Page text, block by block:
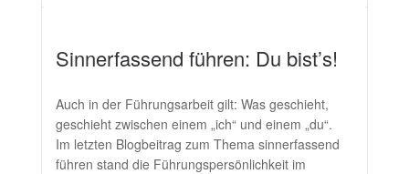
Sinnerfassend führen: Du bist’s!
Auch in der Führungsarbeit gilt: Was geschieht,
geschieht zwischen einem „ich“ und einem „du“.
Im letzten Blogbeitrag zum Thema sinnerfassend
führen stand die Führungspersönlichkeit im